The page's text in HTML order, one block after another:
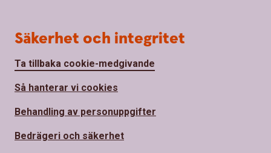
Säkerhet och integritet
Ta tillbaka cookie-medgivande
Så hanterar vi cookies
Behandling av personuppgifter
Bedrägeri och säkerhet